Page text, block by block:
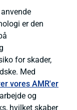
er den
for skader,
Med
vores AMR'er
og
hvilket skaber